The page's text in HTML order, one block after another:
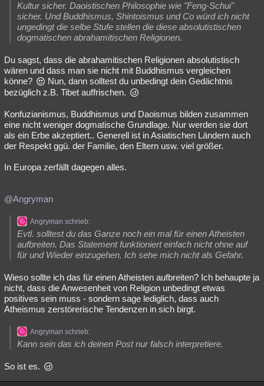
Kultur sicher. Daoistischen Philosophie wie "Feng-Schui"
sicher. Und Buddhismus, Shintoismus und Co würd ich nicht
ungedingt die selbe Stufe stellen die diese absolutistischen
dogmatischen abrahamitischen Religionen.
Du sagst, dass die abrahamitischen Religionen absolutistisch
wären und dass man sie nicht mit Buddhismus vergleichen
könne?
Nun, dann solltest du unbedingt dein Gedächtnis
bezüglich z.B. Tibet auffrischen.
Konfuzianismus, Buddhismus und Daoismus bilden zusammen
eine nicht weniger dogmatische Grundlage. Nur werden sie dort
als ein Erbe akzeptiert.. Generell ist in Asiatischen Ländern auch
der Respekt ggü. der Familie, den Eltern usw. viel größer.
In Europa zerfällt dagegen alles.
@Angryman
Angryman schrieb:
Evtl. solltest du das Ganze noch ein mal für einen Atheisten
aufbreiten. Das Statement funktioniert einfach nicht ohne auf
für und Wieder einzugehen. Ich sehe mich nicht als Gefahr.
Wieso sollte ich das für einen Atheisten aufbreiten? Ich behaupte ja
nicht, dass die Anwesenheit von Religion unbedingt etwas
positives sein muss - sondern sage lediglich, dass auch
Atheismus zerstörerische Tendenzen in sich birgt.
Angryman schrieb:
Kann sein das ich deinen Post nur falsch interpretiere.
So ist es.